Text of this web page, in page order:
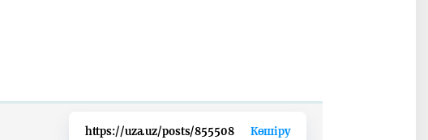
https://uza.uz/posts/855508 Көшіру